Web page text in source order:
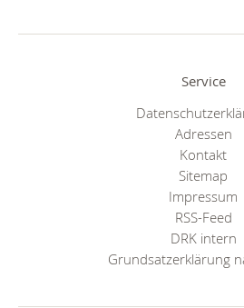
Service
Adressen
Kontakt
Sitemap
Impressum
RSS-Feed
DRK intern
Grundsatzerklärung